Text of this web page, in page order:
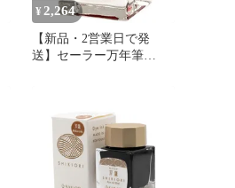
¥ 2,264
【新品・2営業日で発
送】セーラー万年筆
(1331341)